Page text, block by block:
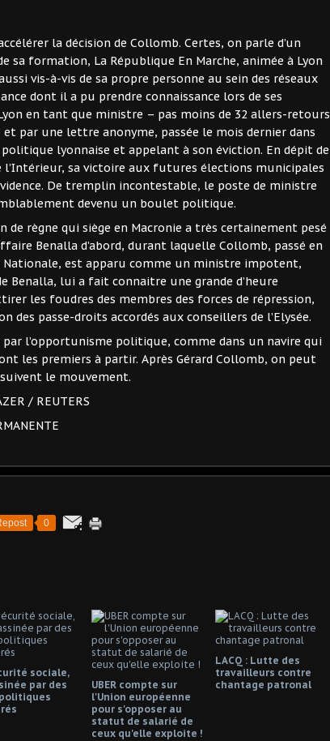
la décision de Collomb. Certes, on parle d’un
sa formation, La République En Marche, animée à Lyon
vis-à-vis de sa propre personne au sein des réseaux
dont il a pu prendre connaissance lors de ses
en tant que ministre – pas moins de 32 allers-retours
et par une lettre anonyme, passée le mois dernier dans
lyonnaise et appelant à son éviction. En dépit de
l’Intérieur, sa victoire aux futures élections municipales
De tremplin incontestable, le poste de ministre
devenu un boulet politique.
de règne qui siège en Macronie a très certainement pesé
Benalla d’abord, durant laquelle Collomb, passé en
Nationale, est apparu comme un ministre impotent,
Benalla, lui a fait connaitre une grande d’heure
les foudres des membres des forces de répression,
des passe-droits accordés aux conseillers de l’Elysée.
l’opportunisme politique, comme dans un navire qui
les premiers à partir. Après Gérard Collomb, on peut
suivent le mouvement.
/ REUTERS
0
sociale,
par des
UBER compte sur
l'Union européenne
pour s'opposer au
statut de salarié de
ceux qu'elle exploite !
LACQ : Lutte des
travailleurs contre
chantage patronal